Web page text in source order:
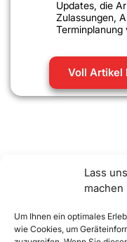
Lass
machen
Um Ihnen ein optimales
wie Cookies, um
Updates, die
Zulassungen,
Voll Artikel